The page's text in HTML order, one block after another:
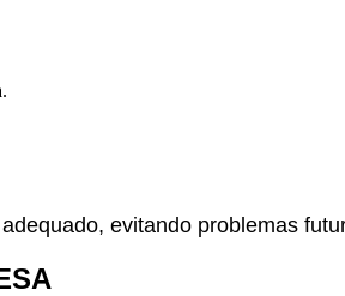
evitando problemas